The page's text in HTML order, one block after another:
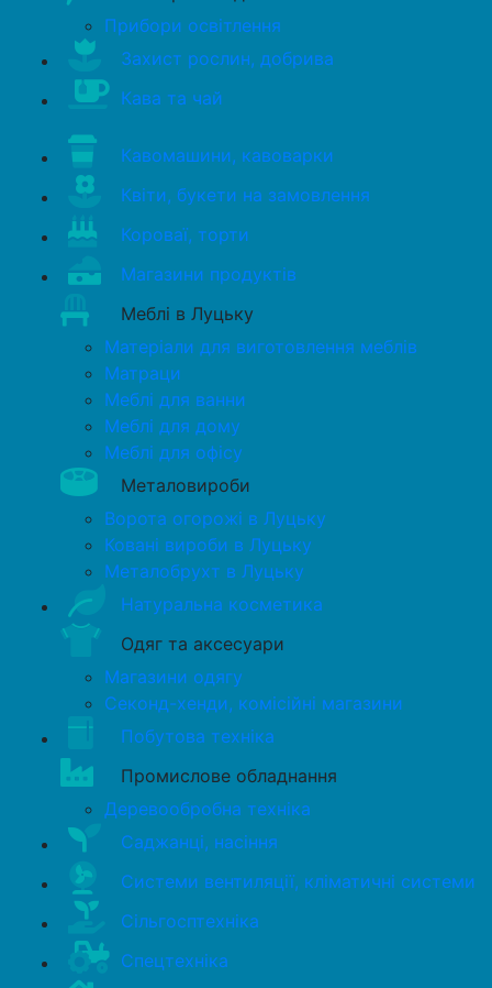
Прибори освітлення
Захист рослин, добрива
Кава та чай
Кавомашини, кавоварки
Квіти, букети на замовлення
Короваї, торти
Магазини продуктів
Меблі в Луцьку
Матеріали для виготовлення меблів
Матраци
Меблі для ванни
Меблі для дому
Меблі для офісу
Металовироби
Ворота огорожі в Луцьку
Ковані вироби в Луцьку
Металобрухт в Луцьку
Натуральна косметика
Одяг та аксесуари
Магазини одягу
Секонд-хенди, комісійні магазини
Побутова техніка
Промислове обладнання
Деревообробна техніка
Саджанці, насіння
Системи вентиляції, кліматичні системи
Сільгосптехніка
Спецтехніка